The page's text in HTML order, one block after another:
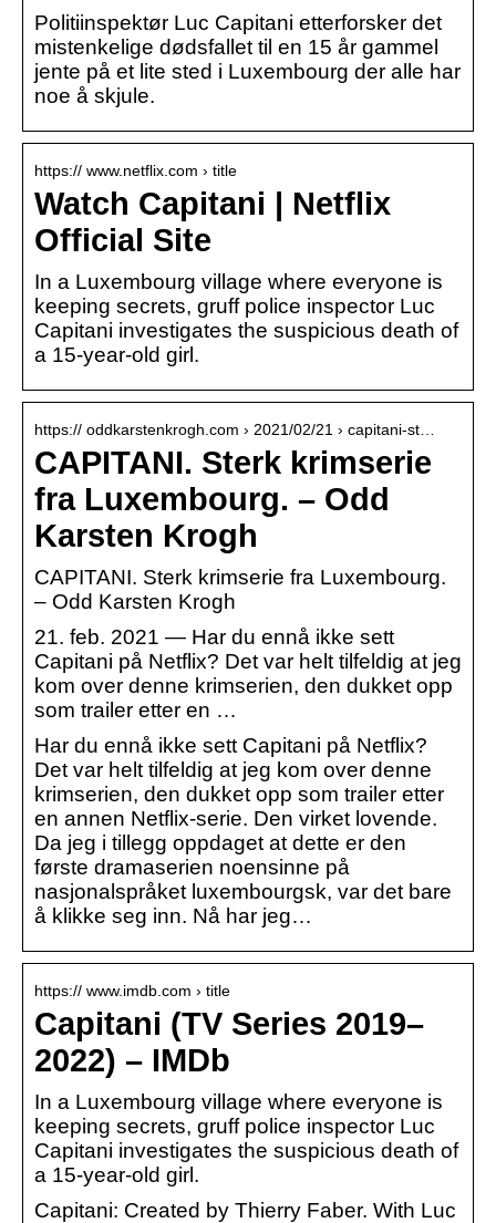
Politiinspektør Luc Capitani etterforsker det
mistenkelige dødsfallet til en 15 år gammel
jente på et lite sted i Luxembourg der alle har
noe å skjule.
https:// www.netflix.com › title
Watch Capitani | Netflix
Official Site
In a Luxembourg village where everyone is
keeping secrets, gruff police inspector Luc
Capitani investigates the suspicious death of
a 15-year-old girl.
https:// oddkarstenkrogh.com › 2021/02/21 › capitani-st…
CAPITANI. Sterk krimserie
fra Luxembourg. – Odd
Karsten Krogh
CAPITANI. Sterk krimserie fra Luxembourg.
– Odd Karsten Krogh
21. feb. 2021 — Har du ennå ikke sett
Capitani på Netflix? Det var helt tilfeldig at jeg
kom over denne krimserien, den dukket opp
som trailer etter en …
Har du ennå ikke sett Capitani på Netflix?
Det var helt tilfeldig at jeg kom over denne
krimserien, den dukket opp som trailer etter
en annen Netflix-serie. Den virket lovende.
Da jeg i tillegg oppdaget at dette er den
første dramaserien noensinne på
nasjonalspråket luxembourgsk, var det bare
å klikke seg inn. Nå har jeg…
https:// www.imdb.com › title
Capitani (TV Series 2019–
2022) – IMDb
In a Luxembourg village where everyone is
keeping secrets, gruff police inspector Luc
Capitani investigates the suspicious death of
a 15-year-old girl.
Capitani: Created by Thierry Faber. With Luc